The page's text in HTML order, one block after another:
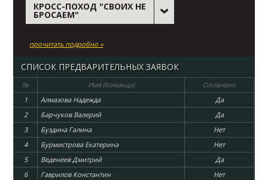
КРОСС-ПОХОД "СВОИХ НЕ
БРОСАЕМ"
прочитать подробно »
СПИСОК ПРЕДВАРИТЕЛЬНЫХ ЗАЯВОК
№ Имя (Команда)
Оплачено
1
Алмазова Надежда
Да
2
Барчуков Валерий
Да
3
Буздина Галина
Нет
4
Бурмистрова Екатерина
Нет
5
Веденеев Дмитрий
Да
6
Гаврилов Константин
Нет